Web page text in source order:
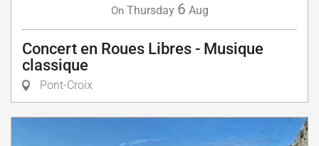
On Thursday 6 Aug
Concert en Roues Libres - Musique
classique
Pont-Croix